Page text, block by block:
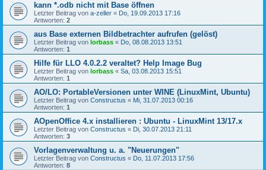
kann *.odb nicht mit Base öffnen
Letzter Beitrag von a-zeller « Do, 19.09.2013 17:16
Antworten: 2
aus Base externen Bildbetrachter aufrufen (gelöst)
Letzter Beitrag von lorbass « Do, 08.08.2013 13:51
Antworten: 1
Hilfe für LLO 4.0.2.2 veraltet? Help Image Bug
Letzter Beitrag von lorbass « Sa, 03.08.2013 15:51
Antworten: 1
AO/LO: PortableVersionen unter WINE (LinuxMint, Ubuntu)
Letzter Beitrag von Constructus « Mi, 31.07.2013 00:16
Antworten: 1
AOpenOffice 4.x installieren : Ubuntu - LinuxMint 13/17.x
Letzter Beitrag von Constructus « Di, 30.07.2013 21:11
Antworten: 3
Vorlagenverwaltung u. a. "Neuerungen"
Letzter Beitrag von Constructus « Do, 11.07.2013 17:56
Antworten: 8